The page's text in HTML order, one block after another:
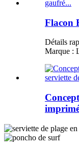
Flacon
Détails
Marque :